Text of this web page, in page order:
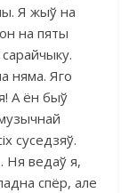
Я жыў на
на пяты
няма. Яго
А ён быў
суседзяў.
Ня ведаў я,
спёр, але